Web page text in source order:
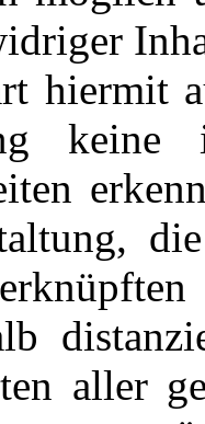
hiermit
aller